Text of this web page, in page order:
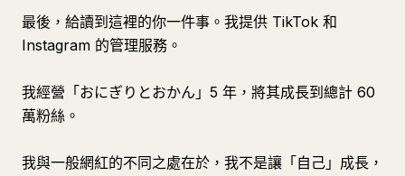
最後，給讀到這裡的你一件事。我提供 TikTok 和
Instagram 的管理服務。
我經營「おにぎりとおかん」5 年，將其成長到總計 60
萬粉絲。
我與一般網紅的不同之處在於，我不是讓「自己」成長，